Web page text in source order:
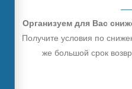
Организуем для Вас
Получите условия по
же большой срок